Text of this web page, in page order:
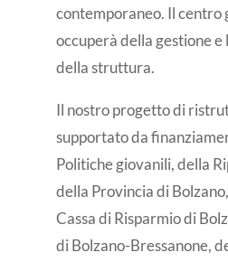
contemporaneo. Il centro
occuperà della gestione
della struttura.
Il nostro progetto di
supportato da
Politiche giovanili, della
della Provincia di
Cassa di Risparmio di
di Bolzano-Bressanone,